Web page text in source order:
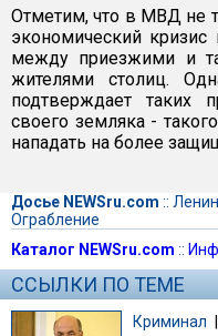
Отметим, что в МВД не
экономический
между приезжими и
жителями столиц.
подтверждает таких
своего земляка -
нападать на более
Досье NEWSru.com ::
Ограбление
Каталог NEWSru.com ::
ССЫЛКИ ПО ТЕМЕ
Криминал |